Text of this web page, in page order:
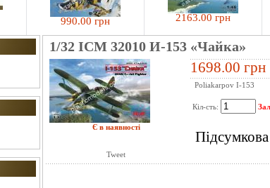
990.00 грн
2163.00 грн
1/32 ICM 32010 И-153 «Чайка»
Є в наявності
Tweet
1698.00 грн
Poliakarpov I-153
Кіл-сть: